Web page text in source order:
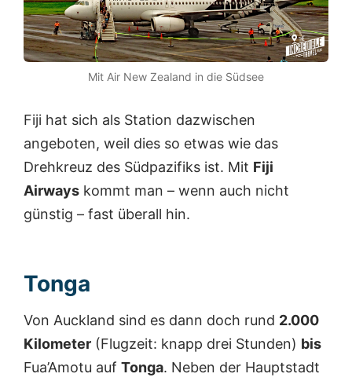
Mit Air New Zealand in die Südsee
Fiji hat sich als Station dazwischen
angeboten, weil dies so etwas wie das
Drehkreuz des Südpazifiks ist. Mit Fiji
Airways kommt man – wenn auch nicht
günstig – fast überall hin.
Tonga
Von Auckland sind es dann doch rund 2.000
Kilometer (Flugzeit: knapp drei Stunden) bis
Fua’Amotu auf Tonga. Neben der Hauptstadt